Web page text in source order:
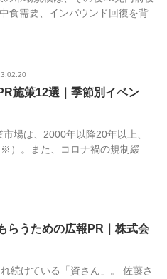
食需要、インバウンド回復を背
施策12選｜季節別イベン
場は、2000年以降20年以上、
）。また、コロナ禍の規制緩
らうための広報PR｜株式会
続けている「資さん」。 佐藤さ